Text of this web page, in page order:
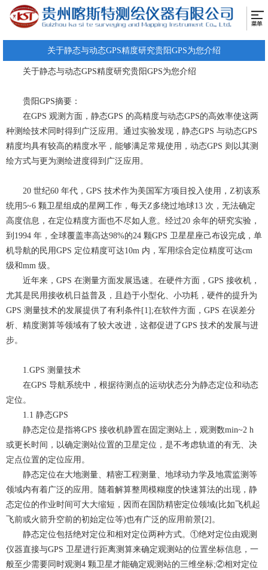
关于静态与动态GPS精度研究贵阳GPS为您介绍
关于静态与动态GPS精度研究贵阳GPS为您介绍
贵阳GPS摘要：
在GPS 观测方面，静态GPS 的高精度与动态GPS的高效率使这两
种测绘技术同时得到广泛应用。通过实验发现，静态GPS 与动态GPS
精度均具有较高的精度水平，能够满足常规使用，动态GPS 则以其测
绘方式与更为测绘进度得到广泛应用。
20 世纪60 年代，GPS 技术作为美国军方项目投入使用，Z初该系
统用5~6 颗卫星组成的星网工作，每天Z多绕过地球13 次，无法确定
高度信息，在定位精度方面也不尽如人意。经过20 余年的研究实验，
到1994 年，全球覆盖率高达98%的24 颗GPS 卫星星座己布设完成，单
机导航的民用GPS 定位精度可达10m 内，军用综合定位精度可达cm
级和mm 级。
近年来，GPS 在测量方面发展迅速。在硬件方面，GPS 接收机，
尤其是民用接收机日益普及，且趋于小型化、小功耗，硬件的提升为
GPS 测量技术的发展提供了有利条件[1];在软件方面，GPS 在误差分
析、精度测算等领域有了较大改进，这都促进了GPS 技术的发展与进
步。
1.GPS 测量技术
在GPS 导航系统中，根据待测点的运动状态分为静态定位和动态
定位。
1.1 静态GPS
静态定位是指将GPS 接收机静置在固定测站上，观测数min~2 h
或更长时间，以确定测站位置的卫星定位，是不考虑轨道的有无、决
定点位置的定位应用。
静态定位在大地测量、精密工程测量、地球动力学及地震监测等
领域内有着广泛的应用。随着解算整周模糊度的快速算法的出现，静
态定位的作业时间可大大缩短，因而在国防精密定位领域(比如飞机起
飞前或火箭升空前的初始定位等)也有广泛的应用前景[2]。
静态定位包括绝对定位和相对定位两种方式。①绝对定位由观测
仪器直接与GPS 卫星进行距离测算来确定观测站的位置坐标信息，一
般至少需要同时观测4 颗卫星才能确定观测站的三维坐标;②相对定位